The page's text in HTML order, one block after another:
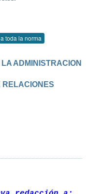
toda la norma
ADMINISTRACION
RELACIONES